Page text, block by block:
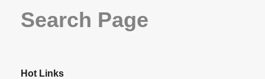
Search Page
Hot Links